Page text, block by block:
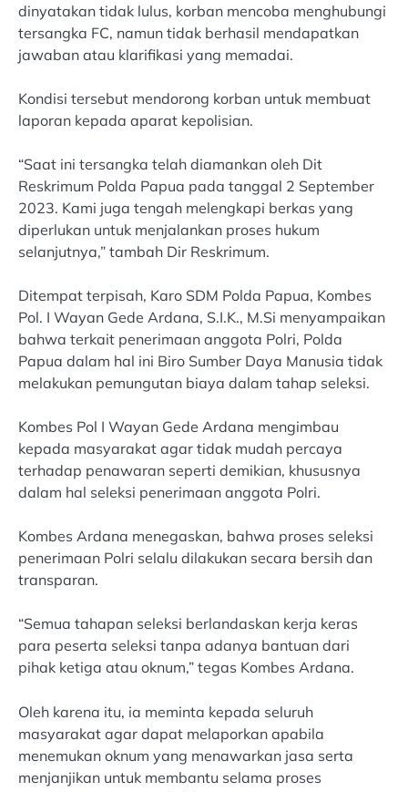
dinyatakan tidak lulus, korban mencoba menghubungi
tersangka FC, namun tidak berhasil mendapatkan
jawaban atau klarifikasi yang memadai.
Kondisi tersebut mendorong korban untuk membuat
laporan kepada aparat kepolisian.
“Saat ini tersangka telah diamankan oleh Dit
Reskrimum Polda Papua pada tanggal 2 September
2023. Kami juga tengah melengkapi berkas yang
diperlukan untuk menjalankan proses hukum
selanjutnya,” tambah Dir Reskrimum.
Ditempat terpisah, Karo SDM Polda Papua, Kombes
Pol. I Wayan Gede Ardana, S.I.K., M.Si menyampaikan
bahwa terkait penerimaan anggota Polri, Polda
Papua dalam hal ini Biro Sumber Daya Manusia tidak
melakukan pemungutan biaya dalam tahap seleksi.
Kombes Pol I Wayan Gede Ardana mengimbau
kepada masyarakat agar tidak mudah percaya
terhadap penawaran seperti demikian, khususnya
dalam hal seleksi penerimaan anggota Polri.
Kombes Ardana menegaskan, bahwa proses seleksi
penerimaan Polri selalu dilakukan secara bersih dan
transparan.
“Semua tahapan seleksi berlandaskan kerja keras
para peserta seleksi tanpa adanya bantuan dari
pihak ketiga atau oknum,” tegas Kombes Ardana.
Oleh karena itu, ia meminta kepada seluruh
masyarakat agar dapat melaporkan apabila
menemukan oknum yang menawarkan jasa serta
menjanjikan untuk membantu selama proses